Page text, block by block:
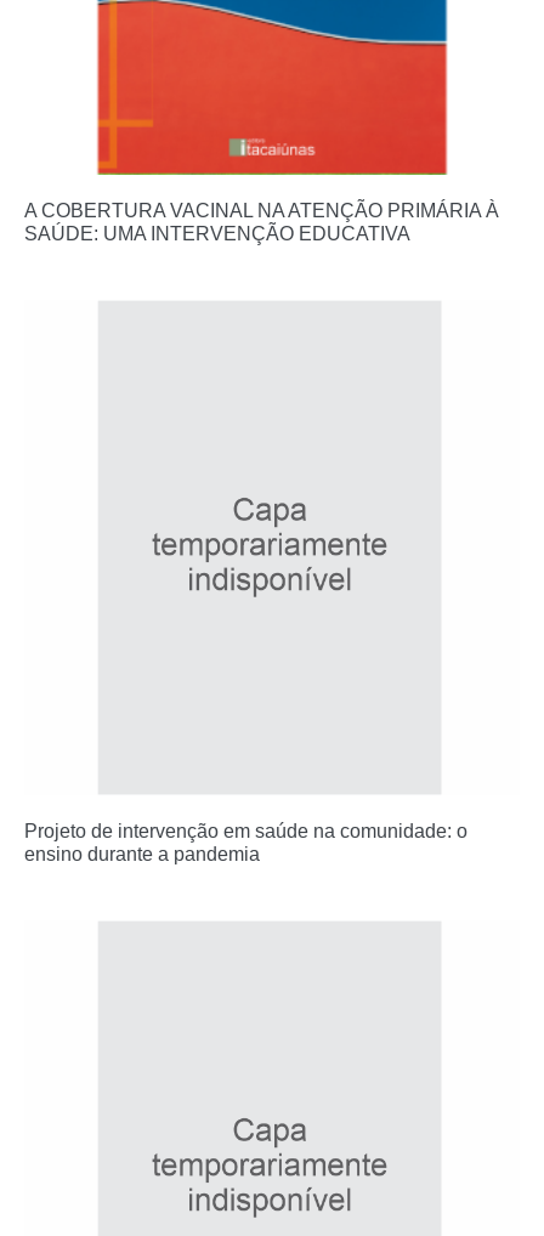
A COBERTURA VACINAL NA ATENÇÃO PRIMÁRIA À
SAÚDE: UMA INTERVENÇÃO EDUCATIVA
Projeto de intervenção em saúde na comunidade: o
ensino durante a pandemia